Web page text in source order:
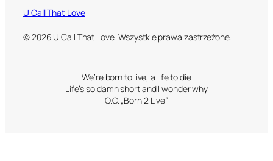
U Call That Love
© 2026 U Call That Love. Wszystkie prawa zastrzeżone.
We’re born to live, a life to die
Life’s so damn short and I wonder why
O.C. „Born 2 Live”